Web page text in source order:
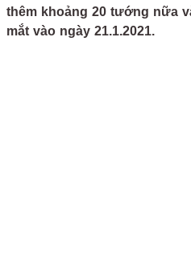
thêm khoảng 20 tướng nữa
mắt vào ngày 21.1.2021.